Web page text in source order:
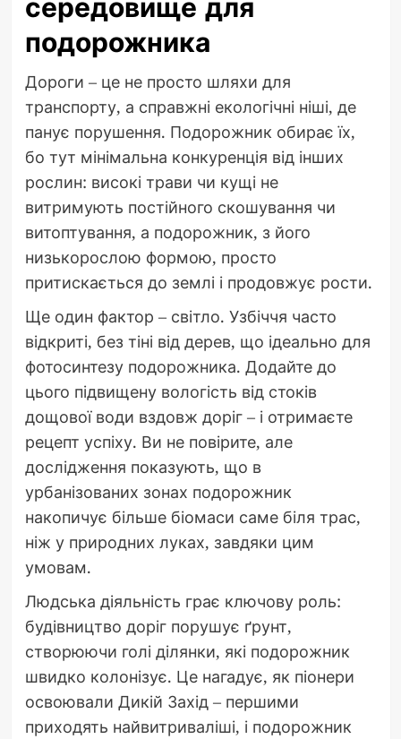
середовище для
подорожника
Дороги – це не просто шляхи для
транспорту, а справжні екологічні ніші, де
панує порушення. Подорожник обирає їх,
бо тут мінімальна конкуренція від інших
рослин: високі трави чи кущі не
витримують постійного скошування чи
витоптування, а подорожник, з його
низькорослою формою, просто
притискається до землі і продовжує рости.
Ще один фактор – світло. Узбіччя часто
відкриті, без тіні від дерев, що ідеально для
фотосинтезу подорожника. Додайте до
цього підвищену вологість від стоків
дощової води вздовж доріг – і отримаєте
рецепт успіху. Ви не повірите, але
дослідження показують, що в
урбанізованих зонах подорожник
накопичує більше біомаси саме біля трас,
ніж у природних луках, завдяки цим
умовам.
Людська діяльність грає ключову роль:
будівництво доріг порушує ґрунт,
створюючи голі ділянки, які подорожник
швидко колонізує. Це нагадує, як піонери
освоювали Дикій Захід – першими
приходять найвитриваліші, і подорожник